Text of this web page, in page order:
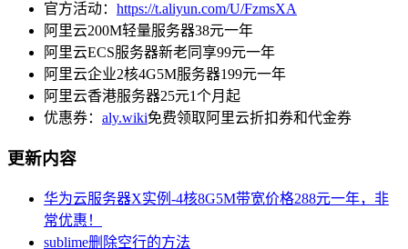
官方活动： https://t.aliyun.com/U/FzmsXA
阿里云200M轻量服务器38元一年
阿里云ECS服务器新老同享99元一年
阿里云企业2核4G5M服务器199元一年
阿里云香港服务器25元1个月起
优惠券： aly.wiki免费领取阿里云折扣券和代金券
更新内容
华为云服务器X实例-4核8G5M带宽价格288元一年，非
常优惠！
sublime删除空行的方法